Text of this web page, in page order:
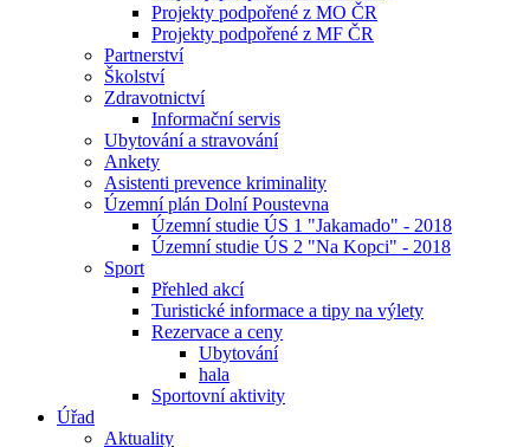
Projekty podpořené z MO ČR
Projekty podpořené z MF ČR
Partnerství
Školství
Zdravotnictví
Informační servis
Ubytování a stravování
Ankety
Asistenti prevence kriminality
Územní plán Dolní Poustevna
Územní studie ÚS 1 "Jakamado" - 2018
Územní studie ÚS 2 "Na Kopci" - 2018
Sport
Přehled akcí
Turistické informace a tipy na výlety
Rezervace a ceny
Ubytování
hala
Sportovní aktivity
Úřad
Aktuality